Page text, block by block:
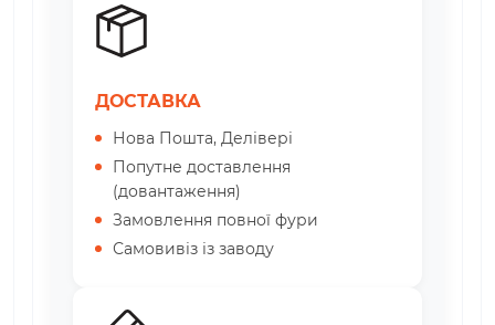
ДОСТАВКА
Нова Пошта, Делівері
Попутне доставлення
(довантаження)
Замовлення повної фури
Самовивіз із заводу